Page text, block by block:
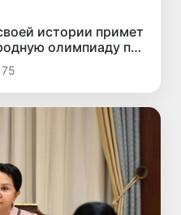
истории примет
олимпиаду по
75